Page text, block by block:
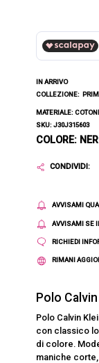
IN ARRIVO
COLLEZIONE:
MATERIALE:
SKU: J30J315603
COLORE:
CONDIVIDI:
AVVISAMI
AVVISAMI SE
RICHIEDI
RIMANI
Polo
Polo Calvin
con classico
di colore.
maniche